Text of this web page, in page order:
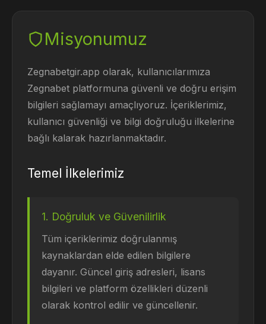
Misyonumuz
Zegnabetgir.app olarak, kullanıcılarımıza
Zegnabet platformuna güvenli ve doğru erişim
bilgileri sağlamayı amaçlıyoruz. İçeriklerimiz,
kullanıcı güvenliği ve bilgi doğruluğu ilkelerine
bağlı kalarak hazırlanmaktadır.
Temel İlkelerimiz
1. Doğruluk ve Güvenilirlik
Tüm içeriklerimiz doğrulanmış
kaynaklardan elde edilen bilgilere
dayanır. Güncel giriş adresleri, lisans
bilgileri ve platform özellikleri düzenli
olarak kontrol edilir ve güncellenir.